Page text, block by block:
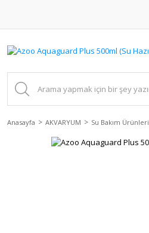
Anasayfa AKVARYUM Su Bakım Ürünleri